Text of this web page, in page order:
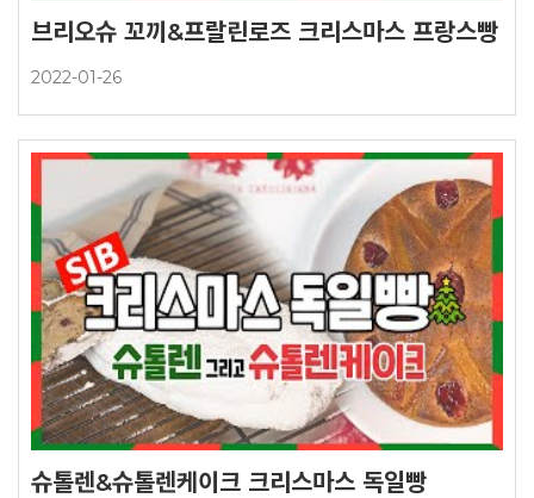
브리오슈 꼬끼&프랄린로즈 크리스마스 프랑스빵
2022-01-26
슈톨렌&슈톨렌케이크 크리스마스 독일빵